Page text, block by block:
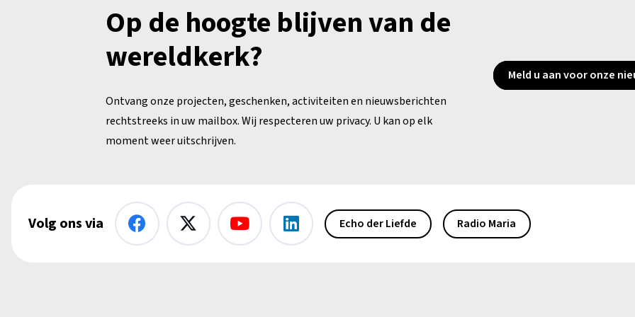
Op de hoogte blijven van de
wereldkerk?
Ontvang onze projecten, geschenken, activiteiten en nieuwsberichten
rechtstreeks in uw mailbox. Wij respecteren uw privacy. U kan op elk
moment weer uitschrijven.
Meld u aan voor onze
Volg ons via Echo der Liefde Radio Maria